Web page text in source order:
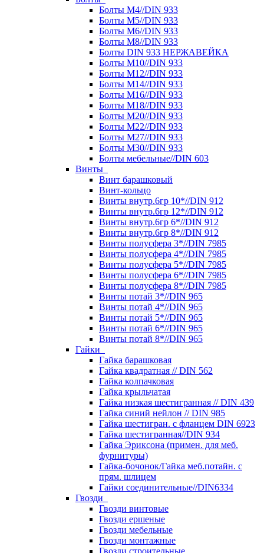
Болты М4//DIN 933
Болты М5//DIN 933
Болты М6//DIN 933
Болты М8//DIN 933
Болты DIN 933 НЕРЖАВЕЙКА
Болты М10//DIN 933
Болты М12//DIN 933
Болты М14//DIN 933
Болты М16//DIN 933
Болты М18//DIN 933
Болты М20//DIN 933
Болты М22//DIN 933
Болты М27//DIN 933
Болты М30//DIN 933
Болты мебельные//DIN 603
Винты
Винт барашковый
Винт-кольцо
Винты внутр.6гр 10*//DIN 912
Винты внутр.6гр 12*//DIN 912
Винты внутр.6гр 6*//DIN 912
Винты внутр.6гр 8*//DIN 912
Винты полусфера 3*//DIN 7985
Винты полусфера 4*//DIN 7985
Винты полусфера 5*//DIN 7985
Винты полусфера 6*//DIN 7985
Винты полусфера 8*//DIN 7985
Винты потай 3*//DIN 965
Винты потай 4*//DIN 965
Винты потай 5*//DIN 965
Винты потай 6*//DIN 965
Винты потай 8*//DIN 965
Гайки
Гайка барашковая
Гайка квадратная // DIN 562
Гайка колпачковая
Гайка крыльчатая
Гайка низкая шестигранная // DIN 439
Гайка синий нейлон // DIN 985
Гайка шестигран. с фланцем DIN 6923
Гайка шестигранная//DIN 934
Гайка Эриксона (примен. для меб.
фурнитуры)
Гайка-бочонок/Гайка меб.потайн. с
прям. шлицем
Гайки соединительные//DIN6334
Гвозди
Гвозди винтовые
Гвозди ершеные
Гвозди мебельные
Гвозди монтажные
Гвозди строительные